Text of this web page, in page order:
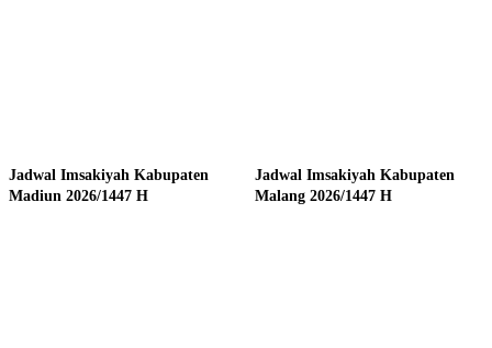
Jadwal Imsakiyah Kabupaten
Madiun 2026/1447 H
Jadwal Imsakiyah Kabupaten
Malang 2026/1447 H